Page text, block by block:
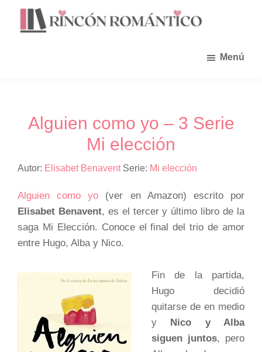
Saltar
Menú
Alguien como yo – 3 Serie
Mi elección
Autor: Elisabet Benavent Serie: Mi elección
Alguien como yo (ver en Amazon) escrito por
Elisabet Benavent, es el tercer y último libro de la
saga Mi Elección. Conoce el final del trio de amor
entre Hugo, Alba y Nico.
Fin de la partida,
Hugo decidió
quitarse de en medio
y
Nico y Alba
siguen juntos, pero